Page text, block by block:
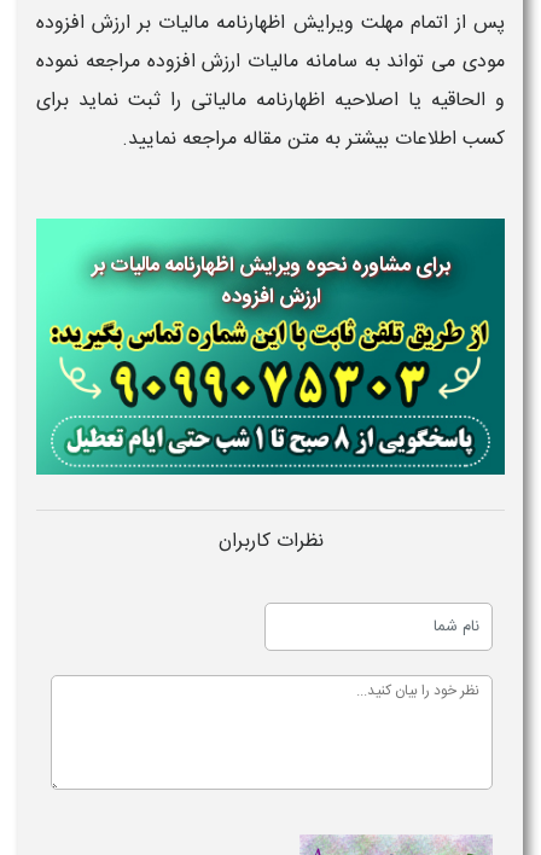
پس از اتمام مهلت ویرایش اظهارنامه مالیات بر ارزش افزوده
مودی می تواند به سامانه مالیات ارزش افزوده مراجعه نموده
و الحاقیه یا اصلاحیه اظهارنامه مالیاتی را ثبت نماید برای
کسب اطلاعات بیشتر به متن مقاله مراجعه نمایید.
برای مشاوره نحوه ویرایش اظهارنامه مالیات بر
ارزش افزوده
نظرات کاربران